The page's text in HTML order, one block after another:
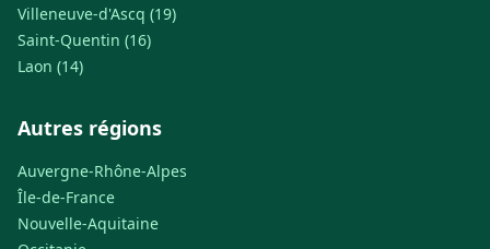
Villeneuve-d'Ascq (19)
Saint-Quentin (16)
Laon (14)
Autres régions
Auvergne-Rhône-Alpes
Île-de-France
Nouvelle-Aquitaine